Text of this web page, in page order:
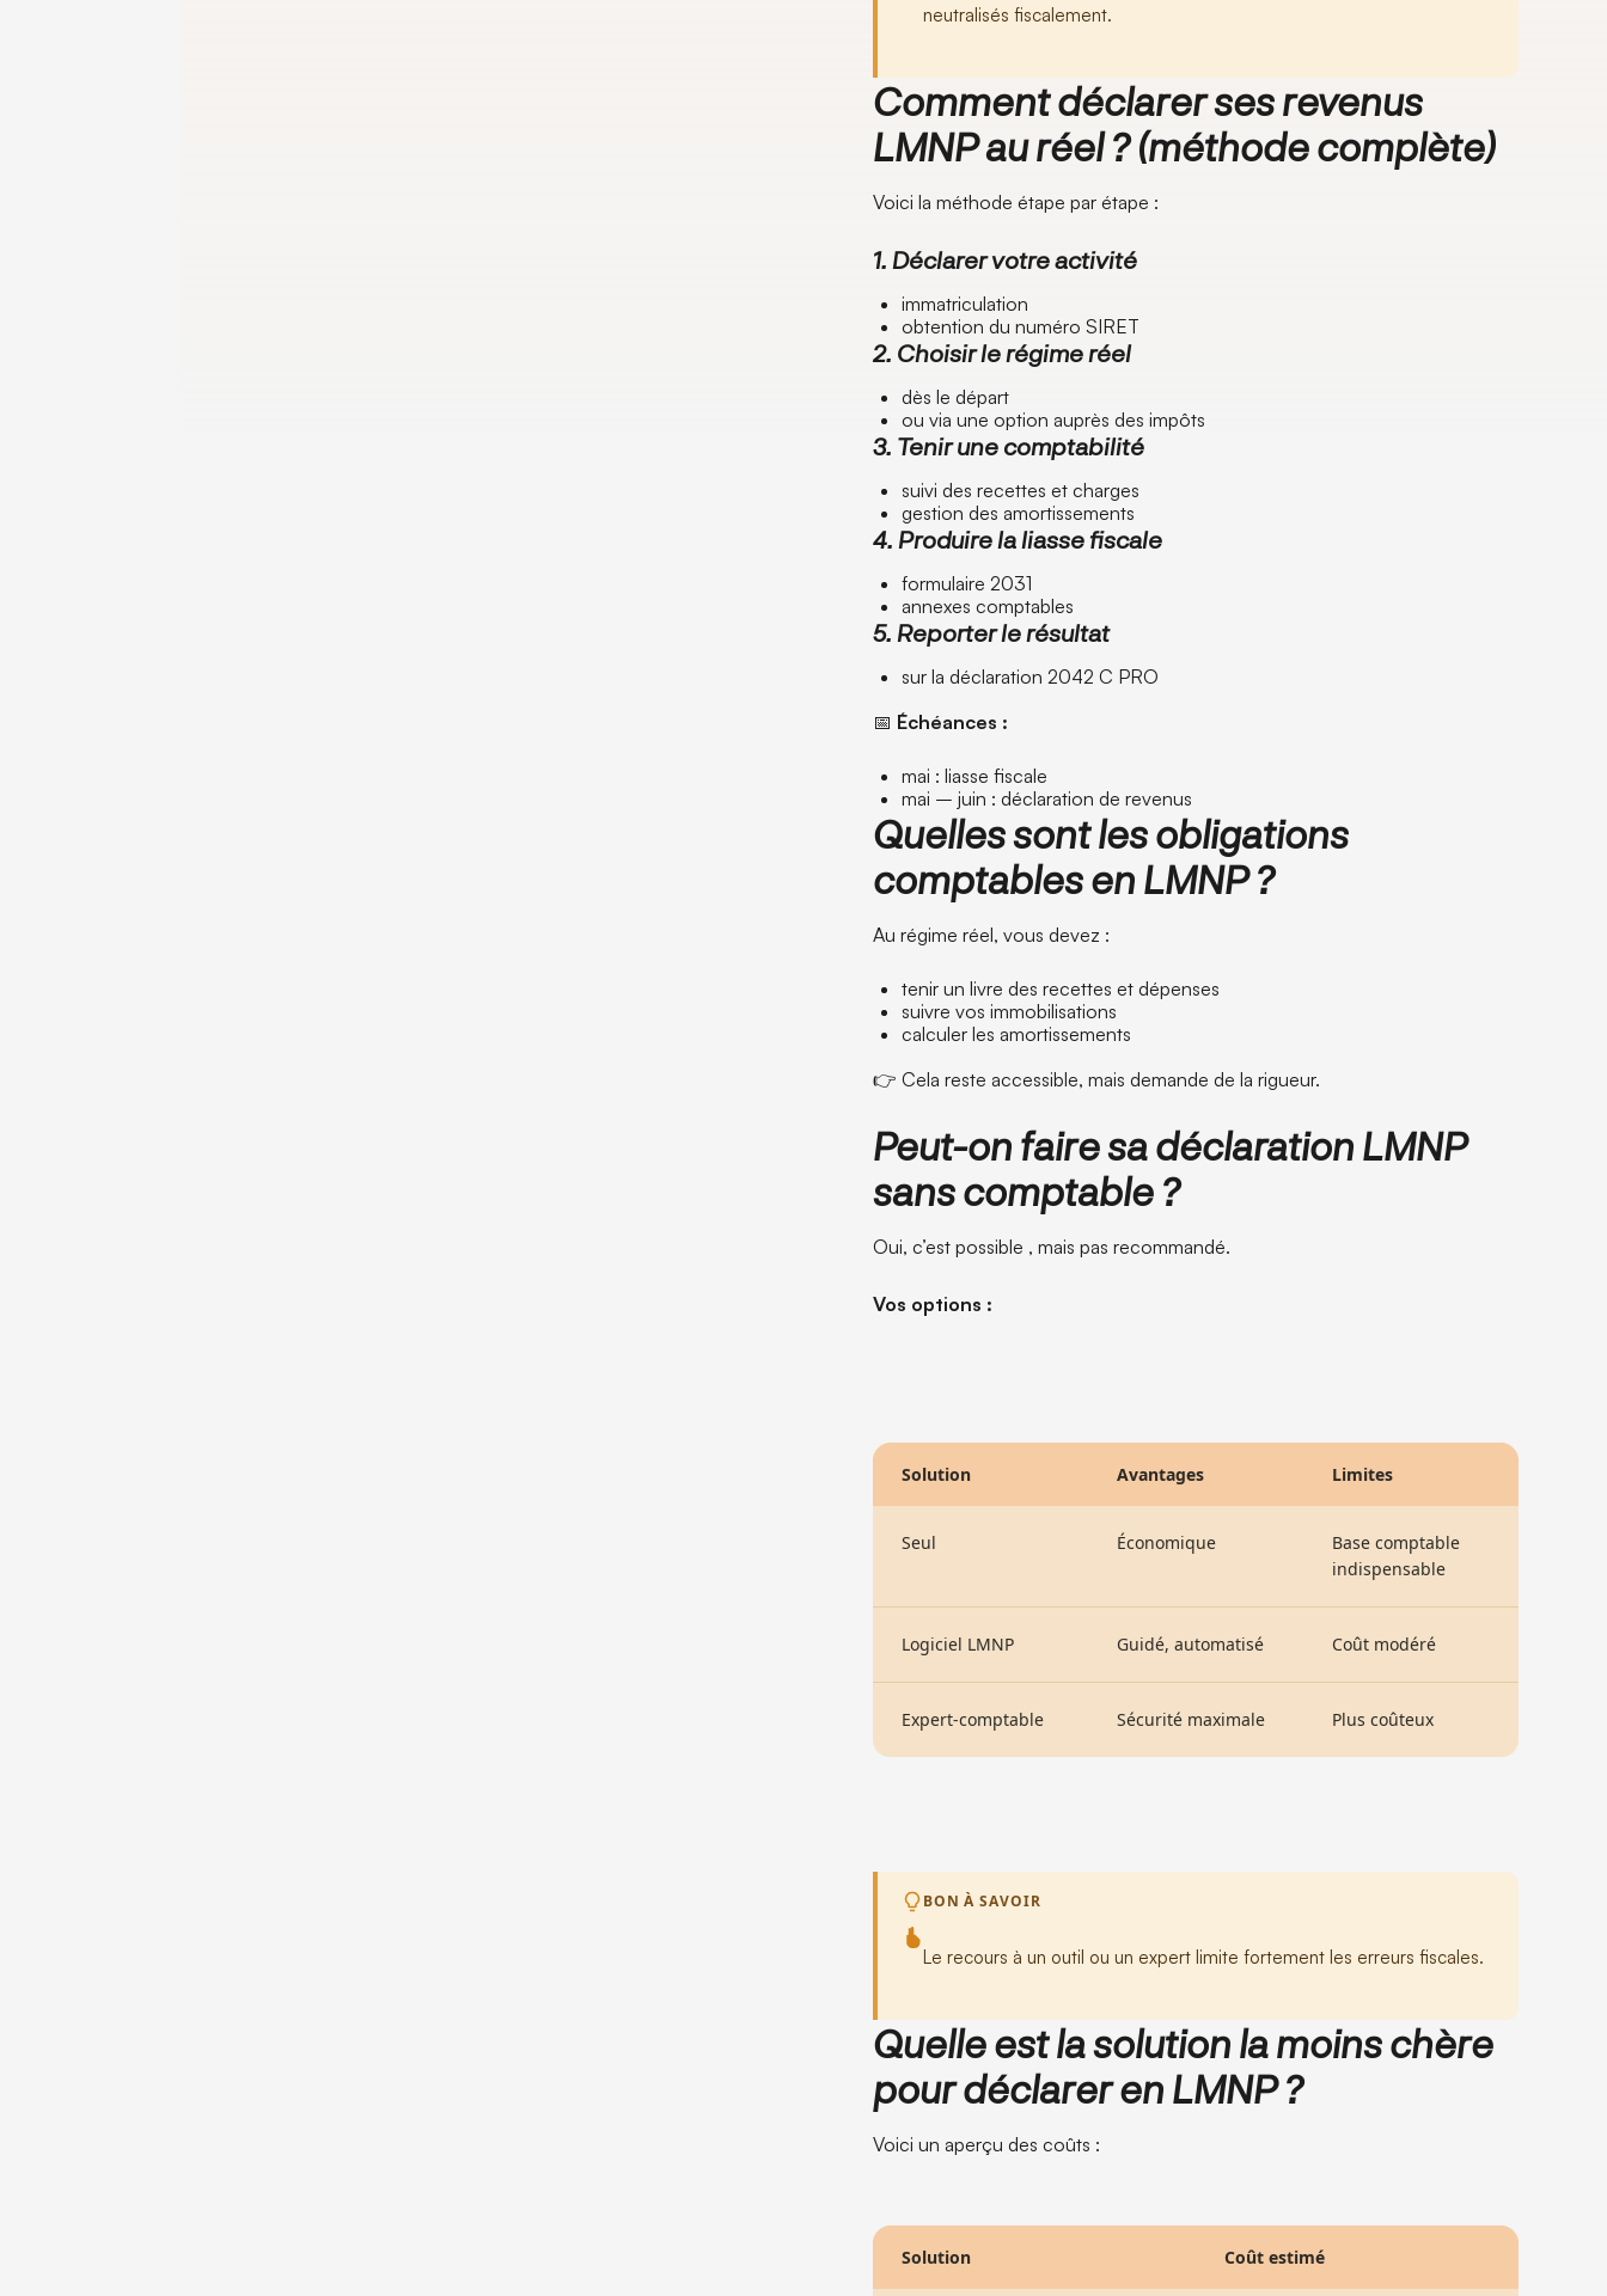
neutralisés fiscalement.
Comment déclarer ses revenus
LMNP au réel ? (méthode complète)
Voici la méthode étape par étape :
1. Déclarer votre activité
immatriculation
obtention du numéro SIRET
2. Choisir le régime réel
dès le départ
ou via une option auprès des impôts
3. Tenir une comptabilité
suivi des recettes et charges
gestion des amortissements
4. Produire la liasse fiscale
formulaire 2031
annexes comptables
5. Reporter le résultat
sur la déclaration 2042 C PRO
📅 Échéances :
mai : liasse fiscale
mai – juin : déclaration de revenus
Quelles sont les obligations
comptables en LMNP ?
Au régime réel, vous devez :
tenir un livre des recettes et dépenses
suivre vos immobilisations
calculer les amortissements
👉 Cela reste accessible, mais demande de la rigueur.
Peut-on faire sa déclaration LMNP
sans comptable ?
Oui, c’est possible , mais pas recommandé.
Vos options :
Solution Avantages Limites
Seul Économique
Base comptable
indispensable
Logiciel LMNP Guidé, automatisé Coût modéré
Expert-comptable Sécurité maximale Plus coûteux
BON À SAVOIR
Le recours à un outil ou un expert limite fortement les erreurs fiscales.
Quelle est la solution la moins chère
pour déclarer en LMNP ?
Voici un aperçu des coûts :
Solution Coût estimé